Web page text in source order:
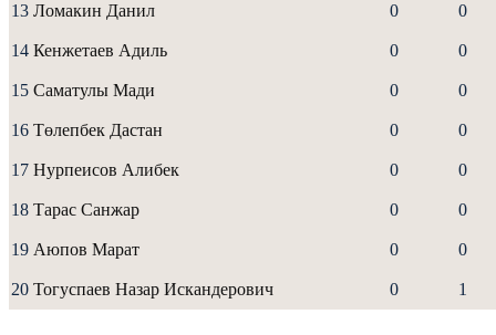
13 Ломакин Данил 0 0
14 Кенжетаев Адиль 0 0
15 Саматулы Мади 0 0
16 Төлепбек Дастан 0 0
17 Нурпеисов Алибек 0 0
18 Тарас Санжар 0 0
19 Аюпов Марат 0 0
20 Тогуспаев Назар Искандерович 0 1